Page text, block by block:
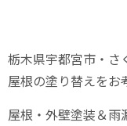
栃木県宇都宮市・さ
屋根の塗り替えをお
屋根・外壁塗装＆雨